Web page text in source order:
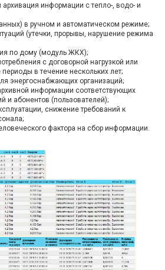
информации с тепло-, водо- и
в ручном и автоматическом режиме;
(утечки, прорывы, нарушение режима
по дому (модуль ЖКХ);
с договорной нагрузкой или
в течение нескольких лет;
энергоснабжающих организаций;
информации соответствующих
и абонентов (пользователей);
снижение требований к
фактора на сбор информации.